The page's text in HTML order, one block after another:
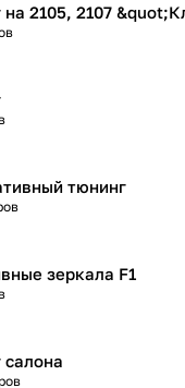
Тюнинг на 2105, 2107
тюнинг
зеркала F1
салона